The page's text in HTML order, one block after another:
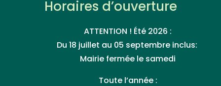
Horaires d’ouverture
ATTENTION ! Été 2026 :
Du 18 juillet au 05 septembre inclus:
Mairie fermée le samedi
Toute l’année :